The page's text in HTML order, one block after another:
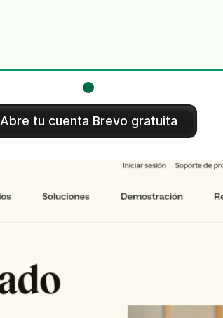
Abre tu cuenta Brevo gratuita